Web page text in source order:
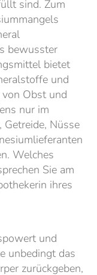
sind. Zum
bewusster
bietet
und
Obst und
nur im
Nüsse
Welches
Sie am
ihres
und
unbedingt das
zurückgeben,